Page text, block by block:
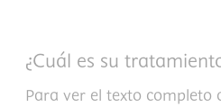
¿Cuál es su
Para ver el texto completo